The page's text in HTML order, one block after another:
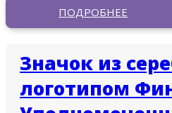
ПОДРОБНЕЕ
Значок из
логотипом